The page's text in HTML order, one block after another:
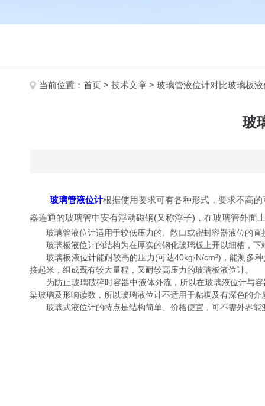
当前位置： 首页 > 技术文章 > 玻璃管液位计对比玻璃板
玻
玻璃管液位计根据使用要求可有各种形式，要求不高
器连通的玻璃管中安有浮动磁钢(又称浮子)，在玻璃管外面
玻璃管液位计适用于较低压力的、敞口或密封容器液位的直
玻璃板液位计的结构为在厚实的钢化玻璃板上开以细槽，下
玻璃板液位计能耐较高的压力(可达40kg·N/cm²)，能测多种
接起米，组成既有较大量程，又耐较高压力的玻璃板液位计。
为防止玻璃破碎时容器中液体外流，所以在玻璃液位计与容
染玻璃及形响读数，所以玻璃液位计不适用于粘稠及有深色的介
玻璃式液位计的特点是结构简单、价格便宜，可不需外界能